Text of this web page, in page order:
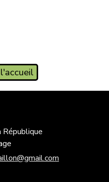
République